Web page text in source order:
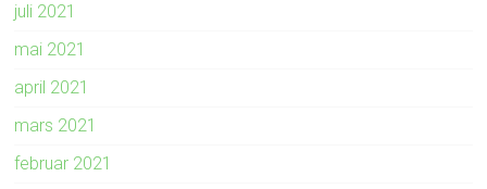
juli 2021
mai 2021
april 2021
mars 2021
februar 2021